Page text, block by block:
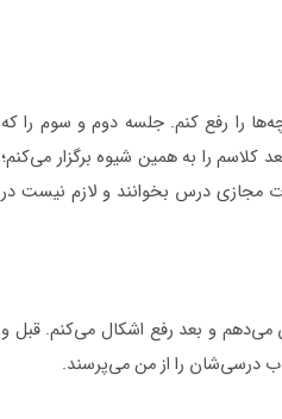
را رفع کنم. جلسه دوم و سوم را که
کلاسم را به همین شیوه برگزار می‌کنم؛
مجازی درس بخوانند و لازم نیست در
و بعد رفع اشکال می‌کنم. قبل و
درسی‌شان را از من می‌پرسند.